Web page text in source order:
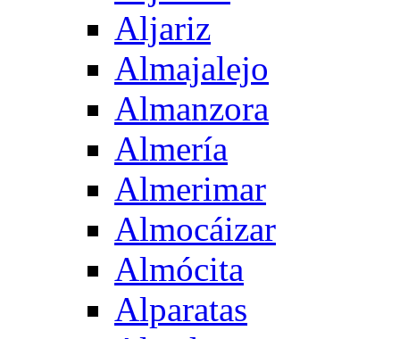
Aljariz
Almajalejo
Almanzora
Almería
Almerimar
Almocáizar
Almócita
Alparatas